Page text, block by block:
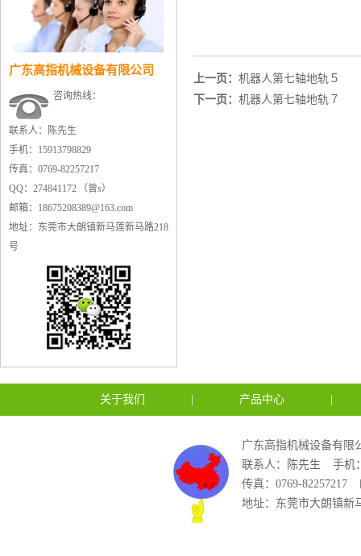
广东高指机械设备有限公司
咨询热线：
联系人：陈先生
手机：15913798829
传真：0769-82257217
QQ：274841172 （曾s）
邮箱：18675208389@163.com
地址：东莞市大朗镇新马莲新马路218
号
上一页： 机器人第七轴地轨５
下一页： 机器人第七轴地轨７
关于我们 产品中心
广东高指机械设备有限
联系人：陈先生
手机
传真：0769-82257217
地址：东莞市大朗镇新